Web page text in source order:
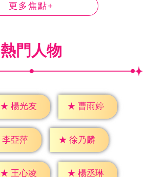
更多焦點+
熱門人物
★ 楊光友 ★ 曹雨婷
李亞萍 ★ 徐乃麟
★ 王心凌 ★ 楊丞琳